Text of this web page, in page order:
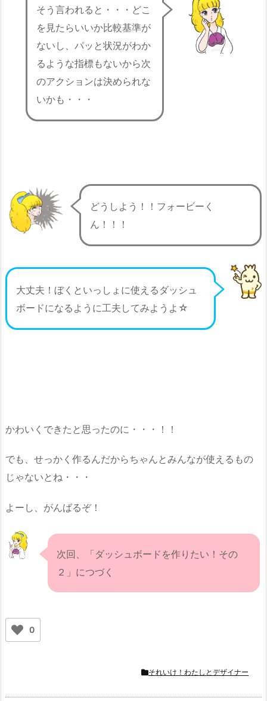
そう言われると・・・どこ
を見たらいいか比較基準が
ないし、パッと状況がわか
るような指標もないから次
のアクションは決められな
いかも・・・
どうしよう！！フォービーく
ん！！！
大丈夫！ぼくといっしょに使えるダッシュ
ボードになるように工夫してみようよ☆
かわいくできたと思ったのに・・・！！
でも、せっかく作るんだからちゃんとみんなが使えるもの
じゃないとね・・・
よーし、がんばるぞ！
次回、「ダッシュボードを作りたい！その
２」につづく
0
それいけ！わたしとデザイナー